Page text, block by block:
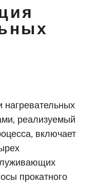
нагревательных
реализуемый
включает
прокатного